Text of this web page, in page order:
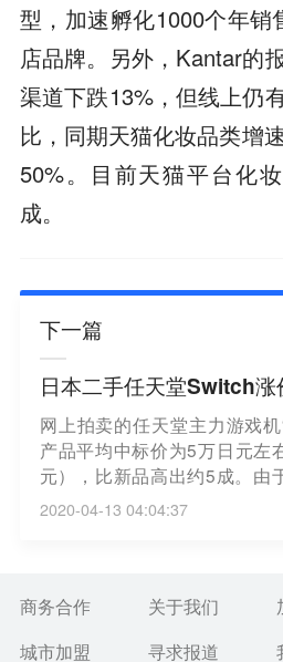
型，加速孵化1000个年
店品牌。另外，Kantar的
渠道下跌13%，但线上仍
比，同期天猫化妆品类增
50%。目前天猫平台化
成。
下一篇
日本二手任天堂Switch
网上拍卖的任天堂主力游戏机
产品平均中标价为5万日元左
元），比新品高出约5成。由
大，中国的生产和出货出现
民众避免外出带来的“宅在家
2020-04-13 04:04:37
商务合作 关于我们
城市加盟
寻求报道